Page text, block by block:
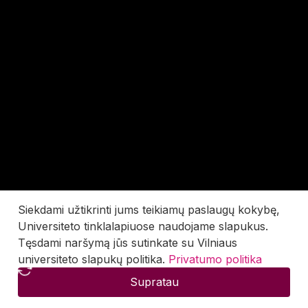
Siekdami užtikrinti jums teikiamų paslaugų kokybę,
Universiteto tinklalapiuose naudojame slapukus.
Tęsdami naršymą jūs sutinkate su Vilniaus
universiteto slapukų politika. Privatumo politika
Supratau